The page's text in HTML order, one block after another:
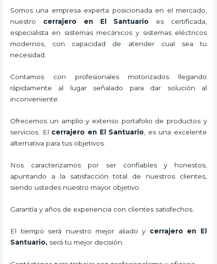
Somos una empresa experta posicionada en el mercado,
nuestro cerrajero en El Santuario es certificada,
especialista en sistemas mecánicos y sistemas eléctricos
modernos, con capacidad de atender cual sea tu
necesidad.
Contamos con profesionales motorizados llegando
rápidamente al lugar señalado para dar solución al
inconveniente.
Ofrecemos un amplio y extenso portafolio de productos y
servicios. El cerrajero en El Santuario , es una excelente
alternativa para tus objetivos.
Nos caracterizamos por ser confiables y honestos,
apuntando a la satisfacción total de nuestros clientes,
siendo ustedes nuestro mayor objetivo.
Garantía y años de experiencia con clientes satisfechos.
El tiempo será nuestro mejor aliado y cerrajero en El
Santuario, será tu mejor decisión.